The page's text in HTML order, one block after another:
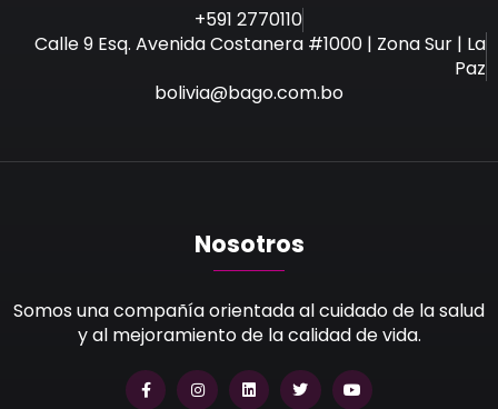
+591 2770110
Calle 9 Esq. Avenida Costanera #1000 | Zona Sur | La
Paz
bolivia@bago.com.bo
Nosotros
Somos una compañía orientada al cuidado de la salud
y al mejoramiento de la calidad de vida.